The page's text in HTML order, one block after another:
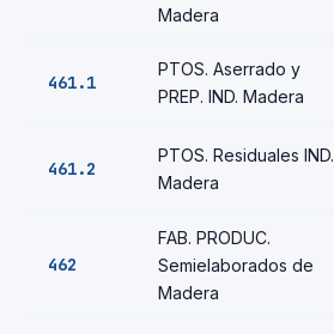
Madera
461.1
PTOS. Aserrado y
PREP. IND. Madera
461.2
PTOS. Residuales IND.
Madera
462
FAB. PRODUC.
Semielaborados de
Madera